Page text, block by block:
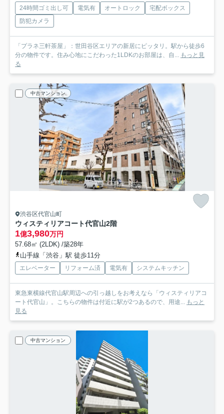
24時間ゴミ出し可 電気有 オートロック
宅配ボックス
防犯カメラ
「プラネ三軒茶屋」：世田谷区エリアの新居にピッタリ。駅から徒歩6
分の物件です。住み心地にこだわった1LDKのお部屋は、自... もっと見
る
中古マンション
渋谷区代官山町
ウィスティリアコート代官山2階
1億3,980万円
57.68㎡ (2LDK) /築28年
山手線「渋谷」駅 徒歩11分
エレベーター リフォーム済 電気有 システムキッチン
東急東横線代官山駅周辺への引っ越しをお考えなら「ウィスティリアコ
ート代官山」。こちらの物件は付近に駅が2つあるので、用途... もっと
見る
中古マンション